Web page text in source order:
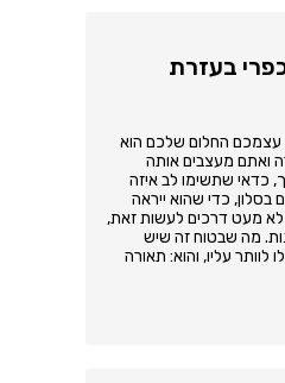
בעזרת
עצמכם החלום שלכם הוא
ואתם מעצבים אותה
כדאי שתשימו לב איזה
כדי שהוא ייראה
לא מעט דרכים לעשות זאת,
מה שבטוח זה שיש
עליו, והוא: תאורה